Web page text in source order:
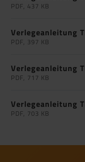
PDF, 437 KB
Verlegeanleitung
PDF, 397 KB
Verlegeanleitung
PDF, 717 KB
Verlegeanleitung
PDF, 703 KB